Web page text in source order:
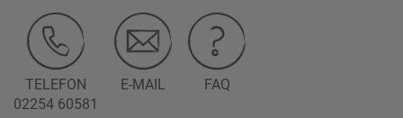
TELEFON
02254 60581
E-MAIL FAQ